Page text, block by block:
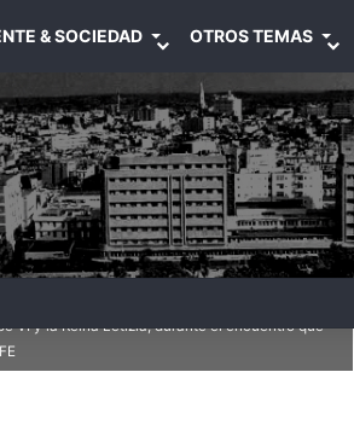
& SOCIEDAD OTROS TEMAS
VI y la Reina Letizia, durante el encuentro que